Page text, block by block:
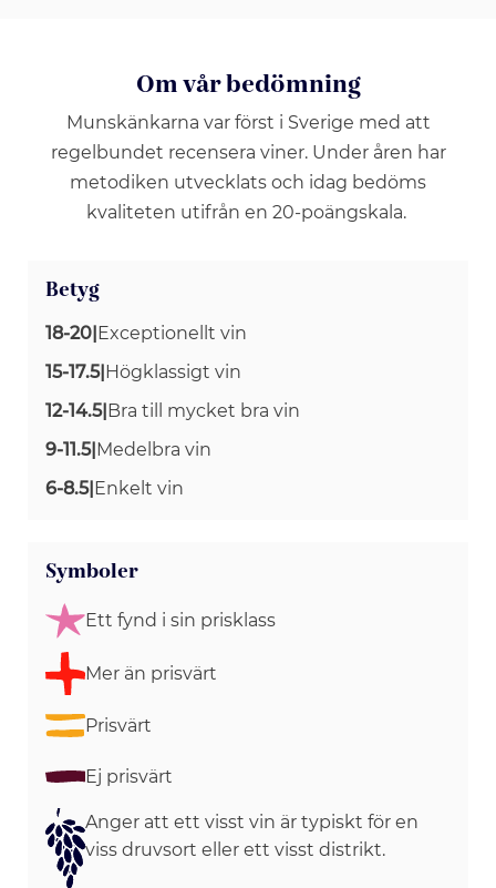
Om vår bedömning
Munskänkarna var först i Sverige med att
regelbundet recensera viner. Under åren har
metodiken utvecklats och idag bedöms
kvaliteten utifrån en 20-poängskala.
Betyg
18-20|Exceptionellt vin
15-17.5|Högklassigt vin
12-14.5|Bra till mycket bra vin
9-11.5|Medelbra vin
6-8.5|Enkelt vin
Symboler
Ett fynd i sin prisklass
Mer än prisvärt
Prisvärt
Ej prisvärt
Anger att ett visst vin är typiskt för en
viss druvsort eller ett visst distrikt.